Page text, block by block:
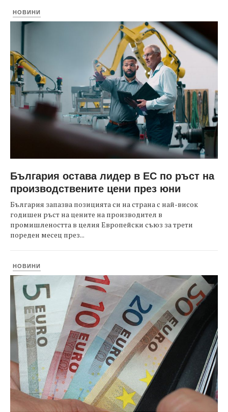
НОВИНИ
България остава лидер в ЕС по ръст на
производствените цени през юни
България запазва позицията си на страна с най-висок
годишен ръст на цените на производител в
промишлеността в целия Европейски съюз за трети
пореден месец през...
НОВИНИ